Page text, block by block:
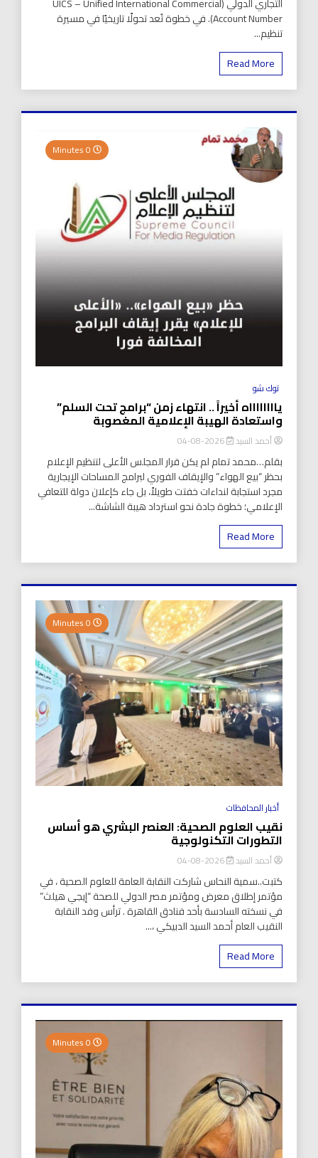
Account Number). في خطوة تُعد تحولًا تاريخيًا في مسيرة
تنظيم...
Read More
توك شو
يااااااااه أخيراً .. انتهاء زمن “برامج تحت السلم”
واستعادة الهيبة الإعلامية المغصوبة
أحمد السيد 2026-08-04
بقلم…محمد تمام لم يكن قرار المجلس الأعلى لتنظيم الإعلام
بحظر “بيع الهواء” والإيقاف الفوري لبرامج المساحات الإيجارية
مجرد استجابة لنداءات خفتت طويلاً، بل جاء كإعلان دولة للتعافي
الإعلامي؛ خطوة جادة نحو استرداد هيبة الشاشة...
Read More
أخبار المحافظات
نقيب العلوم الصحية: العنصر البشري هو أساس
التطورات التكنولوجية
أحمد السيد 2026-08-04
كتبت..سمية النحاس شاركت النقابة العامة للعلوم الصحية ، في
مؤتمر إطلاق معرض ومؤتمر مصر الدولي للصحة “إيجي هيلث”
في نسخته السادسة بأحد فنادق القاهرة . ترأس وفد النقابة
النقيب العام أحمد السيد الدبيكي ،...
Read More